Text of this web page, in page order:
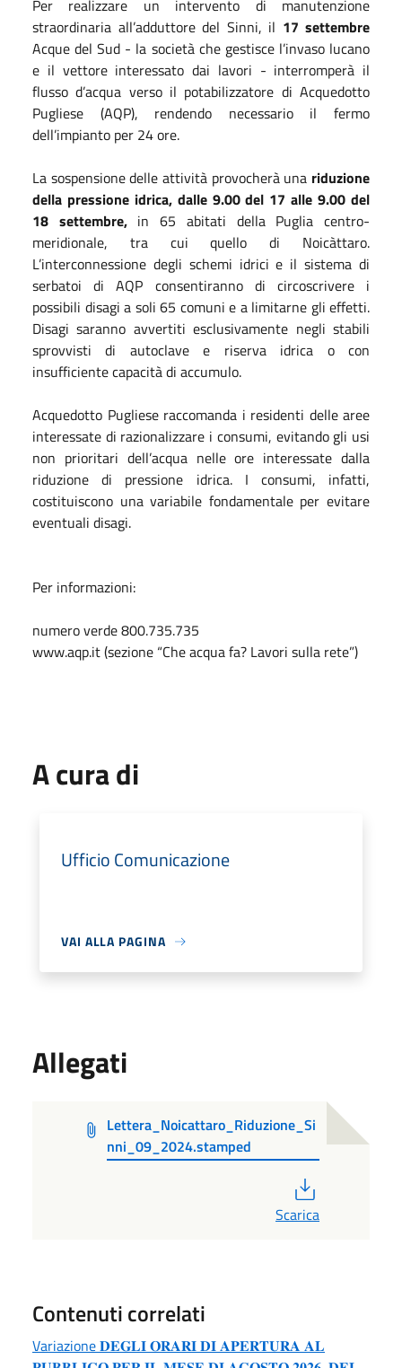
Per realizzare un intervento di manutenzione
straordinaria all’adduttore del Sinni, il 17 settembre
Acque del Sud - la società che gestisce l’invaso lucano
e il vettore interessato dai lavori - interromperà il
flusso d’acqua verso il potabilizzatore di Acquedotto
Pugliese (AQP), rendendo necessario il fermo
dell’impianto per 24 ore.
La sospensione delle attività provocherà una riduzione
della pressione idrica, dalle 9.00 del 17 alle 9.00 del
18 settembre,in 65 abitati della Puglia centro-
meridionale, tra cui quello di Noicàttaro.
L’interconnessione degli schemi idrici e il sistema di
serbatoi di AQP consentiranno di circoscrivere i
possibili disagi a soli 65 comuni e a limitarne gli effetti.
Disagi saranno avvertiti esclusivamente negli stabili
sprovvisti di autoclave e riserva idrica o con
insufficiente capacità di accumulo.
Acquedotto Pugliese raccomanda i residenti delle aree
interessate di razionalizzare i consumi, evitando gli usi
non prioritari dell’acqua nelle ore interessate dalla
riduzione di pressione idrica. I consumi, infatti,
costituiscono una variabile fondamentale per evitare
eventuali disagi.
Per informazioni:
numero verde 800.735.735
www.aqp.it (sezione “Che acqua fa? Lavori sulla rete”)
A cura di
Ufficio Comunicazione
VAI ALLA PAGINA
Allegati
Lettera_Noicattaro_Riduzione_Si
nni_09_2024.stamped
Scarica
Contenuti correlati
Variazione 𝐃𝐄𝐆𝐋𝐈 𝐎𝐑𝐀𝐑𝐈 𝐃𝐈 𝐀𝐏𝐄𝐑𝐓𝐔𝐑𝐀 𝐀𝐋